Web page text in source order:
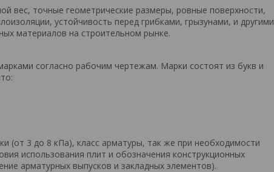
вес, точные геометрические размеры, ровные поверхности,
устойчивость перед грибками, грызунами, и другими
материалов на строительном рынке.
согласно рабочим чертежам. Марки состоят из букв и
(от 3 до 8 кПа), класс арматуры, так же при необходимости
использования плит и обозначения конструкционных
арматурных выпусков и закладных элементов).